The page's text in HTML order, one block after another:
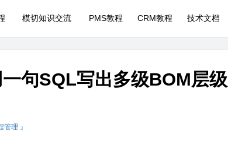
模切知识交流 PMS教程 CRM教程 技术文档
句SQL写出多级BOM层级
管理 』